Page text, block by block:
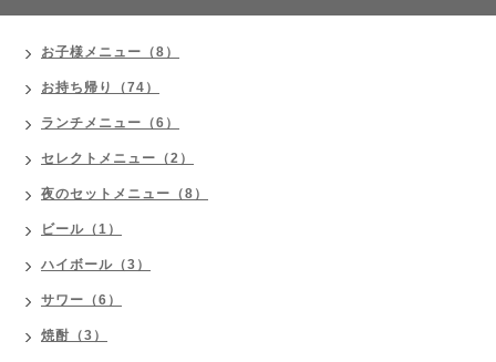
お子様メニュー（8）
お持ち帰り（74）
ランチメニュー（6）
セレクトメニュー（2）
夜のセットメニュー（8）
ビール（1）
ハイボール（3）
サワー（6）
焼酎（3）